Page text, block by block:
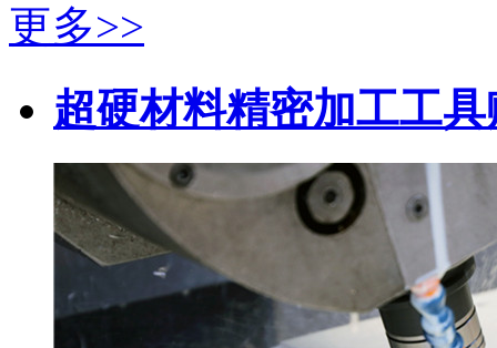
更多>>
超硬材料精密加工工